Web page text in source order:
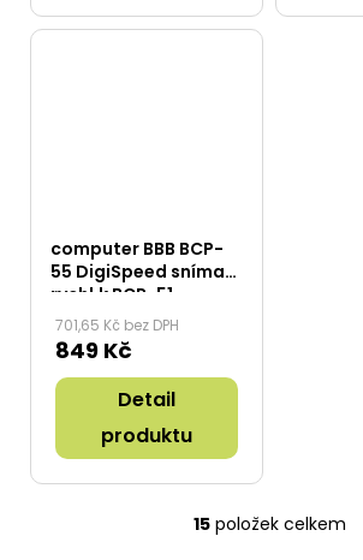
computer BBB BCP-
55 DigiSpeed snímač
rychl.k BCP-51
701,65 Kč bez DPH
849 Kč
Detail
produktu
O
15položek celkem